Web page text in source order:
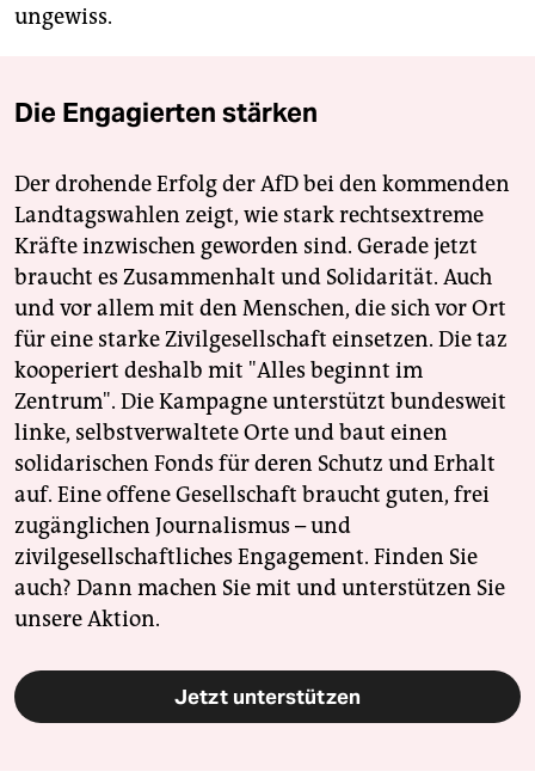
ungewiss.
Die Engagierten stärken
Der drohende Erfolg der AfD bei den kommenden
Landtagswahlen zeigt, wie stark rechtsextreme
Kräfte inzwischen geworden sind. Gerade jetzt
braucht es Zusammenhalt und Solidarität. Auch
und vor allem mit den Menschen, die sich vor Ort
für eine starke Zivilgesellschaft einsetzen. Die taz
kooperiert deshalb mit "Alles beginnt im
Zentrum". Die Kampagne unterstützt bundesweit
linke, selbstverwaltete Orte und baut einen
solidarischen Fonds für deren Schutz und Erhalt
auf. Eine offene Gesellschaft braucht guten, frei
zugänglichen Journalismus – und
zivilgesellschaftliches Engagement. Finden Sie
auch? Dann machen Sie mit und unterstützen Sie
unsere Aktion.
Jetzt unterstützen